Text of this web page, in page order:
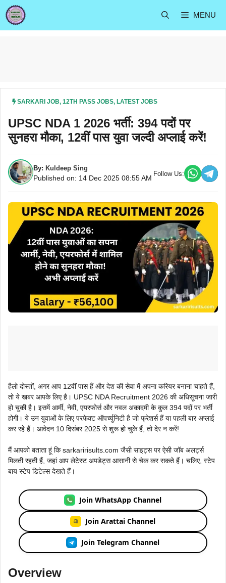
Skip
to
content
MENU
SARKARI JOB, 12TH PASS JOBS, LATEST JOBS
UPSC NDA 1 2026 भर्ती: 394 पदों पर
सुनहरा मौका, 12वीं पास युवा जल्दी अप्लाई करें!
By: Kuldeep Sing
Published on: 14 Dec 2025 08:55 AM
Follow Us:
हैलो दोस्तों, अगर आप 12वीं पास हैं और देश की सेवा में अपना करियर बनाना चाहते हैं,
तो ये खबर आपके लिए है। UPSC NDA Recruitment 2026 की अधिसूचना जारी
हो चुकी है। इसमें आर्मी, नेवी, एयरफोर्स और नवल अकादमी के कुल 394 पदों पर भर्ती
होगी। ये उन युवाओं के लिए परफेक्ट ऑपर्च्युनिटी है जो फ्रेशर्स हैं या पहली बार अप्लाई
कर रहे हैं। आवेदन 10 दिसंबर 2025 से शुरू हो चुके हैं, तो देर न करें!
मैं आपको बताता हूं कि sarkaririsults.com जैसी साइट्स पर ऐसी जॉब अलर्ट्स
मिलती रहती हैं, जहां आप लेटेस्ट अपडेट्स आसानी से चेक कर सकते हैं। चलिए, स्टेप
बाय स्टेप डिटेल्स देखते हैं।
Join WhatsApp Channel
Join Arattai Channel
Join Telegram Channel
Overview